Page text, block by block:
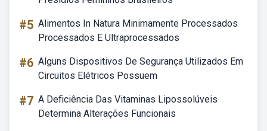
#5 Alimentos In Natura Minimamente Processados
Processados E Ultraprocessados
#6 Alguns Dispositivos De Segurança Utilizados Em
Circuitos Elétricos Possuem
#7 A Deficiência Das Vitaminas Lipossolúveis
Determina Alterações Funcionais